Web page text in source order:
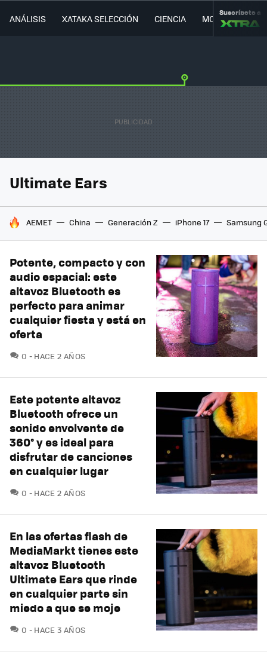
ANÁLISIS XATAKA SELECCIÓN CIENCIA MOVILIDAD
Suscríbete a
Ultimate Ears
HOY SE HABLA DE
AEMET China Generación Z iPhone 17 Samsung
Potente, compacto y con
audio espacial: este
altavoz Bluetooth es
perfecto para animar
cualquier fiesta y está en
oferta
0 COMENTARIOS
HACE 2 AÑOS
Este potente altavoz
Bluetooth ofrece un
sonido envolvente de
360° y es ideal para
disfrutar de canciones
en cualquier lugar
0 COMENTARIOS
HACE 2 AÑOS
En las ofertas flash de
MediaMarkt tienes este
altavoz Bluetooth
Ultimate Ears que rinde
en cualquier parte sin
miedo a que se moje
0 COMENTARIOS
HACE 3 AÑOS